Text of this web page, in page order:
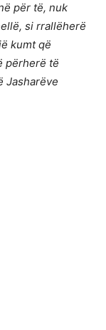
për të, nuk
si rrallëherë
kumt që
përherë të
Jasharëve